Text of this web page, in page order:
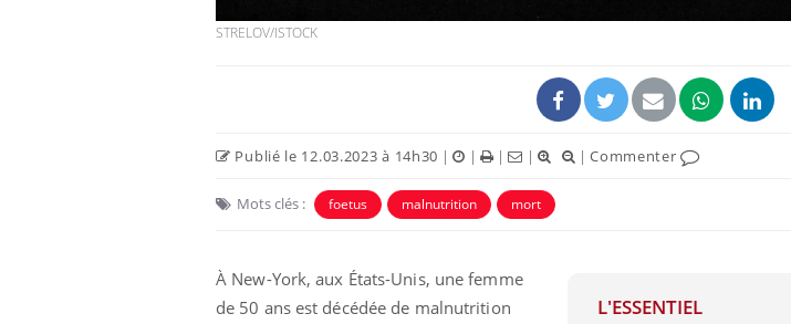
STRELOV/ISTOCK
Publié le 12.03.2023 à 14h30 | | | | |Commenter
Mots clés : foetus malnutrition mort
L'ESSENTIEL
À New-York, aux États-Unis, une femme
de 50 ans est décédée de malnutrition